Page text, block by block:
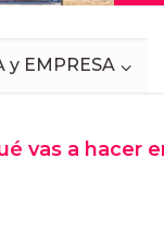
y EMPRESA